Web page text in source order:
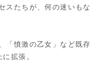
スたちが、何の迷いもな
「憤激の乙女」など既存
拡張。